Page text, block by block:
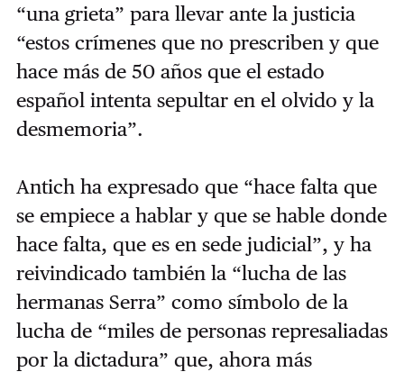
“una grieta” para llevar ante la justicia
“estos crímenes que no prescriben y que
hace más de 50 años que el estado
español intenta sepultar en el olvido y la
desmemoria”.
Antich ha expresado que “hace falta que
se empiece a hablar y que se hable donde
hace falta, que es en sede judicial”, y ha
reivindicado también la “lucha de las
hermanas Serra” como símbolo de la
lucha de “miles de personas represaliadas
por la dictadura” que, ahora más